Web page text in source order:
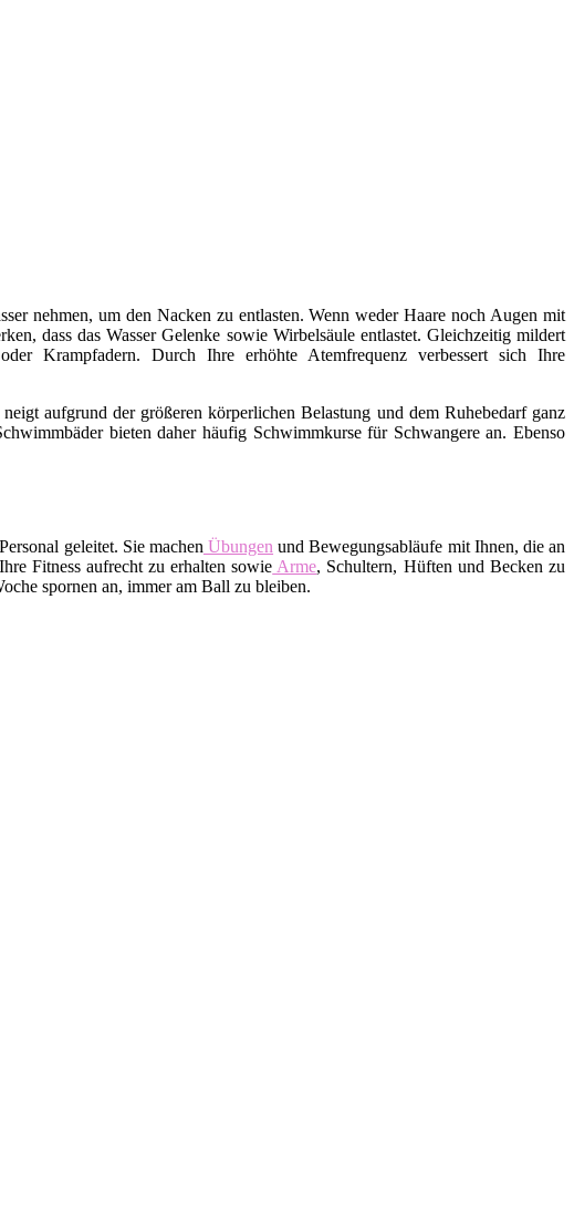
nehmen, um den Nacken zu entlasten. Wenn weder Haare noch Augen mit
dass das Wasser Gelenke sowie Wirbelsäule entlastet. Gleichzeitig mildert
Krampfadern. Durch Ihre erhöhte Atemfrequenz verbessert sich Ihre
aufgrund der größeren körperlichen Belastung und dem Ruhebedarf ganz
bieten daher häufig Schwimmkurse für Schwangere an. Ebenso
geleitet. Sie machen Übungen und Bewegungsabläufe mit Ihnen, die an
Fitness aufrecht zu erhalten sowie Arme, Schultern, Hüften und Becken zu
spornen an, immer am Ball zu bleiben.